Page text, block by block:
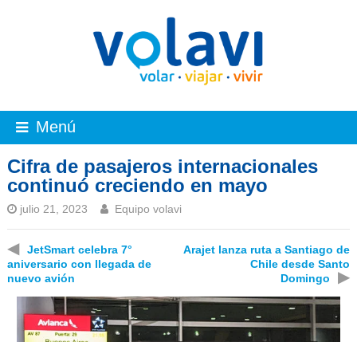
Menú
Cifra de pasajeros internacionales
continuó creciendo en mayo
julio 21, 2023 Equipo volavi
◀
JetSmart celebra 7°
aniversario con llegada de
nuevo avión
Arajet lanza ruta a Santiago de
Chile desde Santo
Domingo
▶